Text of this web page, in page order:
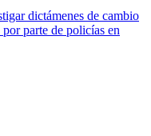
dictámenes de cambio
parte de policías en